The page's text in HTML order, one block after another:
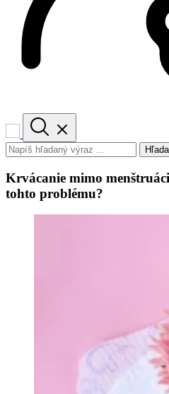
Krvácanie mimo
tohto problému?